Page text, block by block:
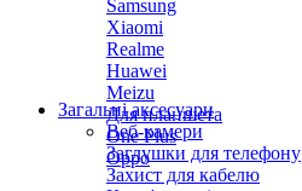
Samsung
Xiaomi
Realme
Huawei
Meizu
Для планшета
One Plus
Oppo
Загальні аксесуари
Веб-камери
Заглушки для телефону
Захист для кабелю